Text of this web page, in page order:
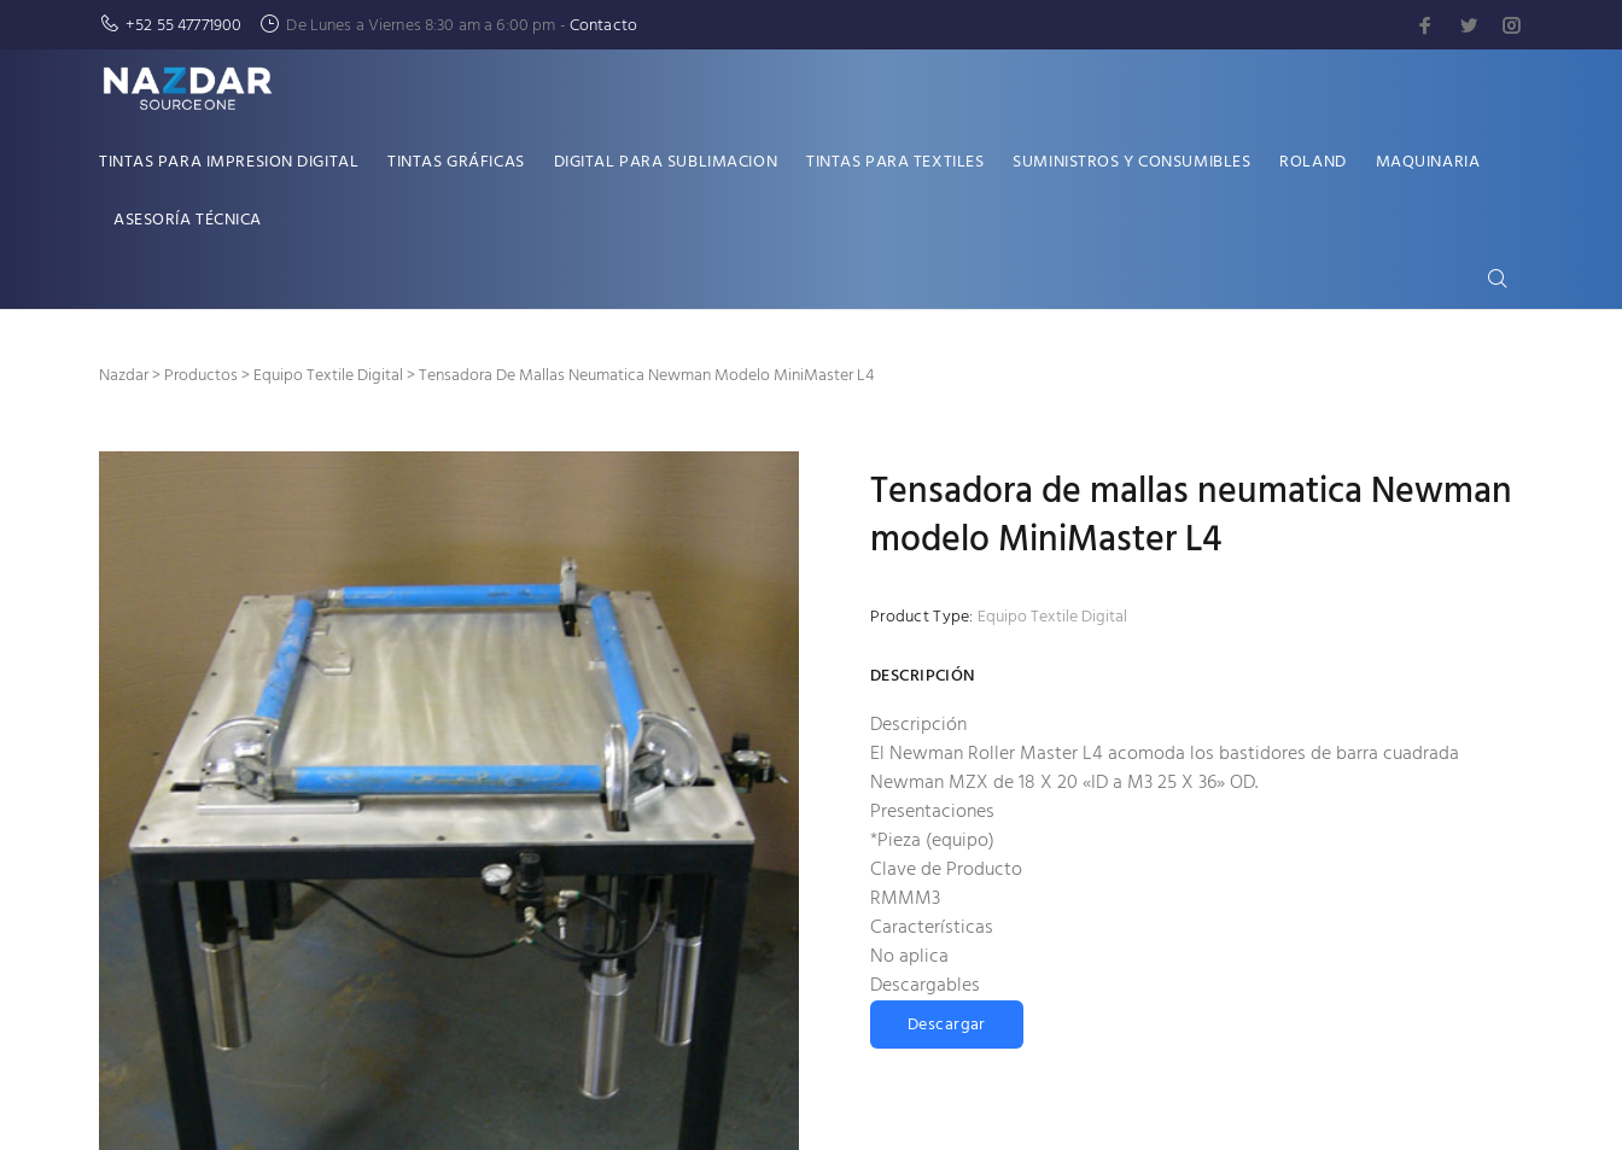
+52 55 47771900 De Lunes a Viernes 8:30 am a 6:00 pm -Contacto
TINTAS PARA IMPRESION DIGITAL TINTAS GRÁFICAS DIGITAL PARA SUBLIMACION TINTAS PARA TEXTILES SUMINISTROS Y CONSUMIBLES ROLAND MAQUINARIA
ASESORÍA TÉCNICA
Nazdar>Productos>Equipo Textile Digital> Tensadora De Mallas Neumatica Newman Modelo MiniMaster L4
Tensadora de mallas neumatica Newman
modelo MiniMaster L4
Product Type: Equipo Textile Digital
DESCRIPCIÓN
Descripción
El Newman Roller Master L4 acomoda los bastidores de barra cuadrada
Newman MZX de 18 X 20 «ID a M3 25 X 36» OD.
Presentaciones
*Pieza (equipo)
Clave de Producto
RMMM3
Características
No aplica
Descargables
Descargar